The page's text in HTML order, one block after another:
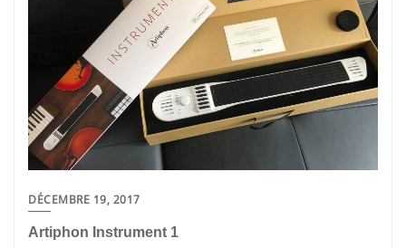
DÉCEMBRE 19, 2017
Artiphon Instrument 1